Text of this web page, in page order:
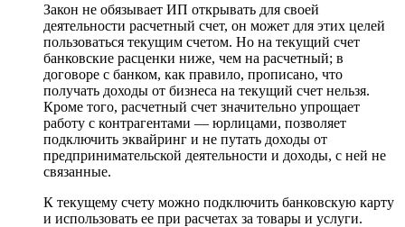
Закон не обязывает ИП открывать для своей
деятельности расчетный счет, он может для этих целей
пользоваться текущим счетом. Но на текущий счет
банковские расценки ниже, чем на расчетный; в
договоре с банком, как правило, прописано, что
получать доходы от бизнеса на текущий счет нельзя.
Кроме того, расчетный счет значительно упрощает
работу с контрагентами — юрлицами, позволяет
подключить эквайринг и не путать доходы от
предпринимательской деятельности и доходы, с ней не
связанные.
К текущему счету можно подключить банковскую карту
и использовать ее при расчетах за товары и услуги.